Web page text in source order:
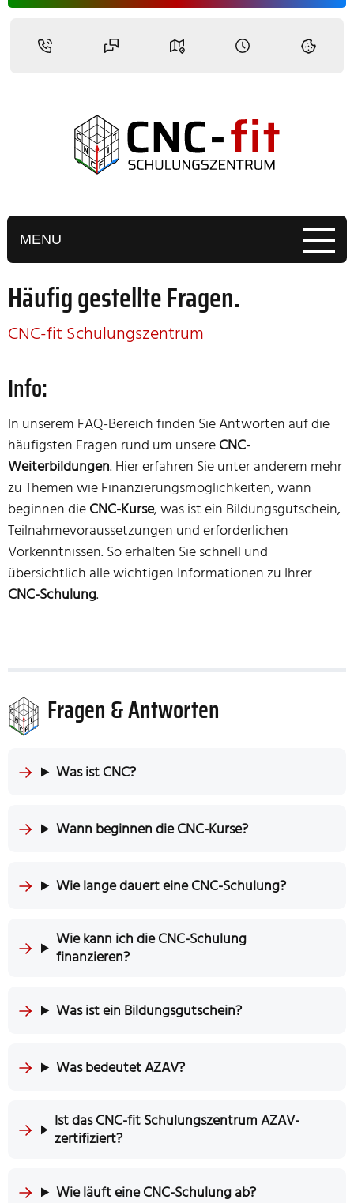
Häufig gestellte Fragen.
CNC-fit Schulungszentrum
Info:
In unserem FAQ-Bereich finden Sie Antworten auf die
häufigsten Fragen rund um unsere CNC-
Weiterbildungen. Hier erfahren Sie unter anderem mehr
zu Themen wie Finanzierungsmöglichkeiten, wann
beginnen die CNC-Kurse, was ist ein Bildungsgutschein,
Teilnahmevoraussetzungen und erforderlichen
Vorkenntnissen. So erhalten Sie schnell und
übersichtlich alle wichtigen Informationen zu Ihrer
CNC-Schulung.
Fragen & Antworten
Was ist CNC?
Wann beginnen die CNC-Kurse?
Wie lange dauert eine CNC-Schulung?
Wie kann ich die CNC-Schulung
finanzieren?
Was ist ein Bildungsgutschein?
Was bedeutet AZAV?
Ist das CNC-fit Schulungszentrum AZAV-
zertifiziert?
Wie läuft eine CNC-Schulung ab?